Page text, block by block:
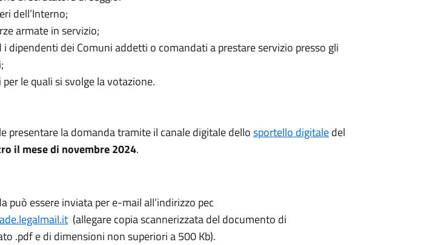
dell’Interno;
armate in servizio;
i dipendenti dei Comuni addetti o comandati a prestare servizio presso gli
le quali si svolge la votazione.
presentare la domanda tramite il canale digitale dellosportello digitaledel
il mese di novembre 2024.
può essere inviata per e-mail all’indirizzo pec
(allegare copia scannerizzata del documento di
.pdf e di dimensioni non superiori a 500 Kb).